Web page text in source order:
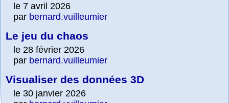
le 7 avril 2026
par bernard.vuilleumier
Le jeu du chaos
le 28 février 2026
par bernard.vuilleumier
Visualiser des données 3D
le 30 janvier 2026